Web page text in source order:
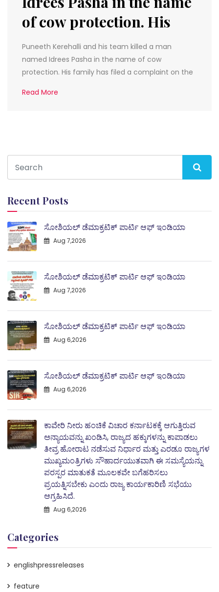
of cow protection. His
Puneeth Kerehalli and his team killed a man
named Idrees Pasha in the name of cow
protection. His family has filed a complaint on the
Read More
Recent Posts
ಸೋಶಿಯಲ್ ಡೆಮಾಕ್ರಟಿಕ್ ಪಾರ್ಟಿ ಆಫ್ ಇಂಡಿಯಾ
Aug 7,2026
ಸೋಶಿಯಲ್ ಡೆಮಾಕ್ರಟಿಕ್ ಪಾರ್ಟಿ ಆಫ್ ಇಂಡಿಯಾ
Aug 7,2026
ಸೋಶಿಯಲ್ ಡೆಮಾಕ್ರಟಿಕ್ ಪಾರ್ಟಿ ಆಫ್ ಇಂಡಿಯಾ
Aug 6,2026
ಸೋಶಿಯಲ್ ಡೆಮಾಕ್ರಟಿಕ್ ಪಾರ್ಟಿ ಆಫ್ ಇಂಡಿಯಾ
Aug 6,2026
ಕಾವೇರಿ ನೀರು ಹಂಚಿಕೆ ವಿಚಾರ ಕರ್ನಾಟಕಕ್ಕೆ ಆಗುತ್ತಿರುವ
ಅನ್ಯಾಯವನ್ನು ಖಂಡಿಸಿ, ರಾಜ್ಯದ ಹಕ್ಕುಗಳನ್ನು ಕಾಪಾಡಲು
ತೀವ್ರ ಹೋರಾಟ ನಡೆಸುವ ನಿರ್ಧಾರ ಮತ್ತು ಎರಡೂ ರಾಜ್ಯಗಳ
ಮುಖ್ಯಮಂತ್ರಿಗಳು ಸೌಹಾರ್ದಯುತವಾಗಿ ಈ ಸಮಸ್ಯೆಯನ್ನು
ಪರಸ್ಪರ ಮಾತುಕತೆ ಮೂಲಕವೇ ಬಗೆಹರಿಸಲು
ಪ್ರಯತ್ನಿಸಬೇಕು ಎಂದು ರಾಜ್ಯ ಕಾರ್ಯಕಾರಿಣಿ ಸಭೆಯು
ಆಗ್ರಹಿಸಿದೆ.
Aug 6,2026
Categories
englishpressreleases
feature